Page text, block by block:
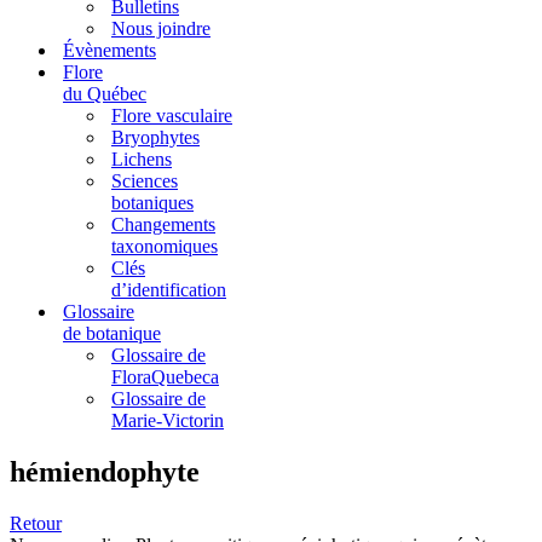
Bulletins
Nous joindre
Évènements
Flore
du Québec
Flore vasculaire
Bryophytes
Lichens
Sciences
botaniques
Changements
taxonomiques
Clés
d’identification
Glossaire
de botanique
Glossaire de
FloraQuebeca
Glossaire de
Marie-Victorin
hémiendophyte
Retour